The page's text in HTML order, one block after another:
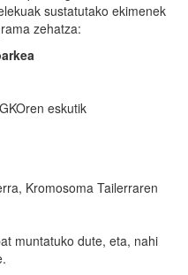
sustatutako ekimenek
zehatza:
eskutik
Kromosoma Tailerraren
muntatuko dute, eta, nahi